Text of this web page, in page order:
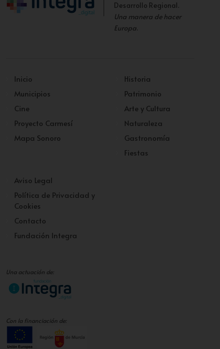
Desarrollo Regional.
Una manera de hacer
Europa.
Inicio
Municipios
Cine
Proyecto Carmesí
Mapa Sonoro
Historia
Patrimonio
Arte y Cultura
Naturaleza
Gastronomía
Fiestas
Aviso Legal
Política de Privacidad y
Cookies
Contacto
Fundación Integra
Una actuación de:
Con la financiación de: